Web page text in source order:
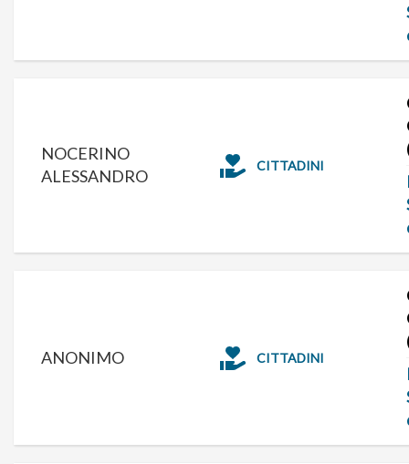
NOCERINO
ALESSANDRO
CITTADINI
ANONIMO CITTADINI